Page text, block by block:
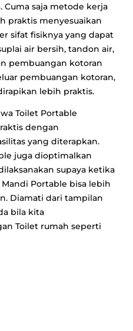
Cuma saja metode kerja
praktis menyesuaikan
sifat fisiknya yang dapat
air bersih, tandon air,
pembuangan kotoran
pembuangan kotoran,
lebih praktis.
Toilet Portable
dengan
yang diterapkan.
juga dioptimalkan
supaya ketika
Portable bisa lebih
Diamati dari tampilan
bila kita
Toilet rumah seperti